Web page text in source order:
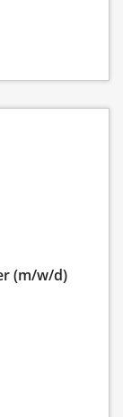
(m/w/d)